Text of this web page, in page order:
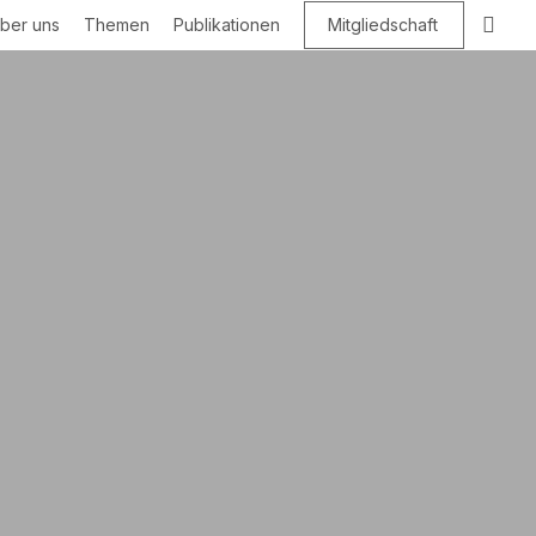
uns Themen Publikationen Mitgliedschaft